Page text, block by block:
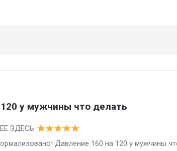
у мужчины что делать
ЗДЕСЬ
Давление 160 на 120 у мужчины